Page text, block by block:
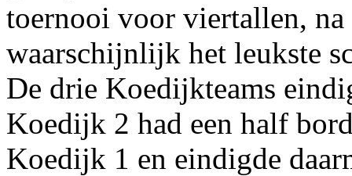
toernooi voor viertallen,
waarschijnlijk het leukste
De drie Koedijkteams
Koedijk 2 had een half
Koedijk 1 en eindigde